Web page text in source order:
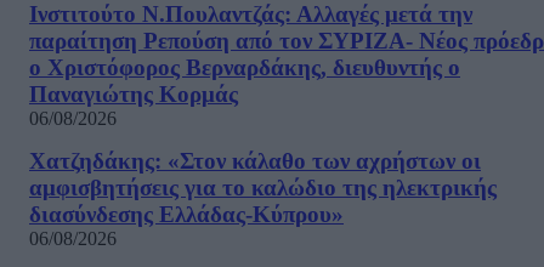
Ινστιτούτο Ν.Πουλαντζάς: Αλλαγές μετά την
παραίτηση Ρεπούση από τον ΣΥΡΙΖΑ- Νέος
ο Χριστόφορος Βερναρδάκης, διευθυντής ο
Παναγιώτης Κορμάς
06/08/2026
Χατζηδάκης: «Στον κάλαθο των αχρήστων οι
αμφισβητήσεις για το καλώδιο της ηλεκτρικής
διασύνδεσης Ελλάδας-Κύπρου»
06/08/2026